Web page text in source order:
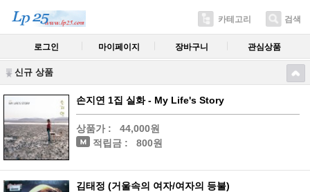
카테고리 검색
로그인 마이페이지 장바구니 관심상품
신규 상품
손지연 1집 실화 - My Life's Story
상품가 :
44,000원
적립금 :
800원
김태정 (거울속의 여자/여자의 등불)